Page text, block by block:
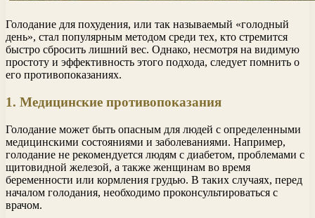
Голодание для похудения, или так называемый «голодный
день», стал популярным методом среди тех, кто стремится
быстро сбросить лишний вес. Однако, несмотря на видимую
простоту и эффективность этого подхода, следует помнить о
его противопоказаниях.
1. Медицинские противопоказания
Голодание может быть опасным для людей с определенными
медицинскими состояниями и заболеваниями. Например,
голодание не рекомендуется людям с диабетом, проблемами с
щитовидной железой, а также женщинам во время
беременности или кормления грудью. В таких случаях, перед
началом голодания, необходимо проконсультироваться с
врачом.